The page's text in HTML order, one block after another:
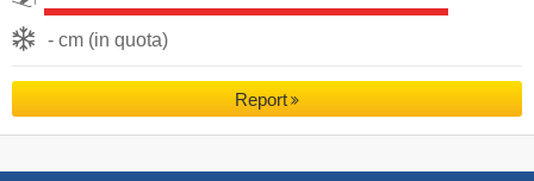
- cm (in quota)
Report